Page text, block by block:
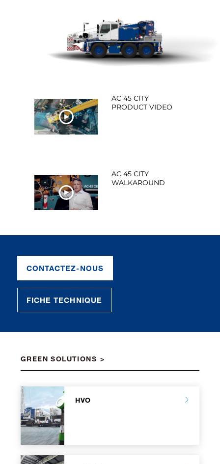
AC 45 CITY
PRODUCT VIDEO
AC 45 CITY
WALKAROUND
CONTACTEZ-NOUS
FICHE TECHNIQUE
GREEN SOLUTIONS
HVO